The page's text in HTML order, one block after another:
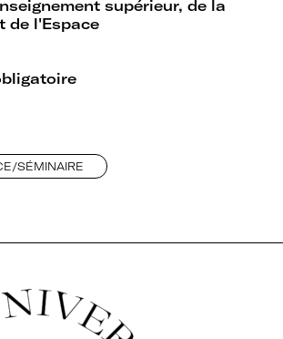
le réseau A+U+C
Art + Université + Culture,
supérieur, de la
de l'Espace
SÉMINAIRE